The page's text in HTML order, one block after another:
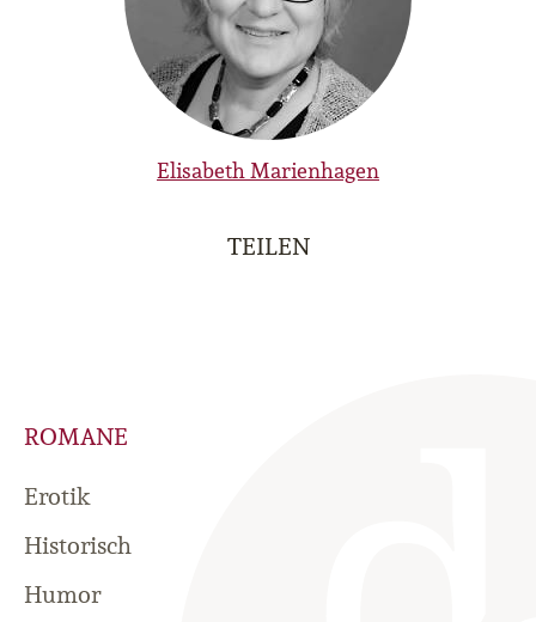
Elisabeth Marienhagen
TEILEN
ROMANE
Erotik
Historisch
Humor